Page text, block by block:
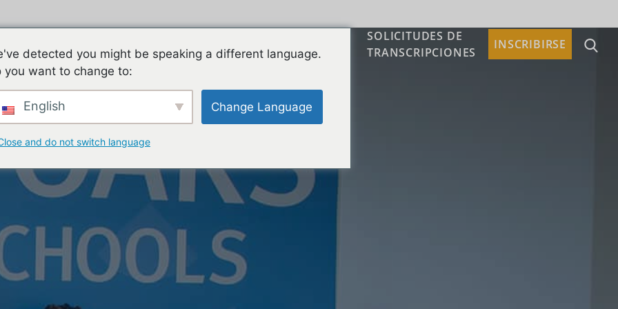
SOLICITUDES DE
TRANSCRIPCIONES
INSCRIBIRSE
detected you might be speaking a different language.
you want to change to:
English Change Language
and do not switch language